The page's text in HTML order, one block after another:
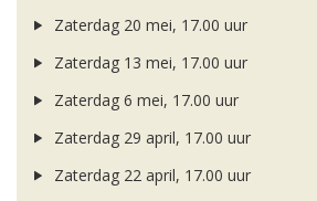
Zaterdag 20 mei, 17.00 uur
Zaterdag 13 mei, 17.00 uur
Zaterdag 6 mei, 17.00 uur
Zaterdag 29 april, 17.00 uur
Zaterdag 22 april, 17.00 uur